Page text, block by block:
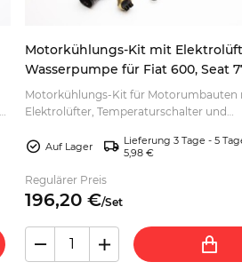
Motorkühlungs-Kit mit
Wasserpumpe für Fiat 600, Seat
Zastava 750, 903/965/1050 ccm
Motorkühlungs-Kit für Motorumbauten
Elektrolüfter, Temperaturschalter und
Originalkühler.
Auf Lager
Lieferung 3 Tage - 5
5,98 €
Regulärer Preis
196,20 €/Set